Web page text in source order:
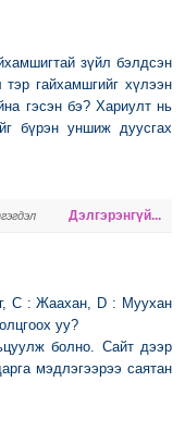
зүйл бэлдсэн
гайхамшгийг хүлээн
гэсэн бэ? Хариулт нь
бүрэн уншиж дуусгах
Дэлгэрэнгүй...
C : Жаахан, D : Муухан
уу?
болно. Сайт дээр
мэдлэгээрээ саятан